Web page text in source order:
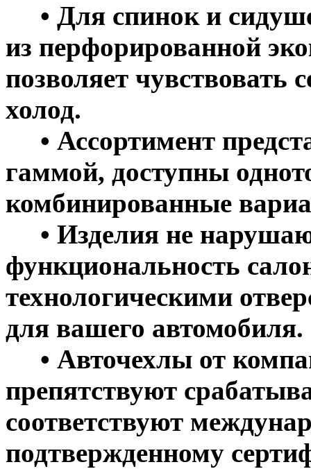
• Для спинок и
из перфорированной
позволяет чувствовать
холод.
• Ассортимент
гаммой, доступны
комбинированные
• Изделия не
функциональность
технологическими
для вашего автомобиля.
• Авточехлы от
препятствуют
соответствуют
подтвержденному